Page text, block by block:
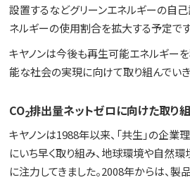
設置するなどグリーンエネルギーの自
ネルギーの使用割合を拡大する予定です
キヤノンは今後も再生可能エネルギー
能な社会の実現に向けて取り組んでいき
CO2排出量ネットゼロに向けた取り
キヤノンは1988年以来、「共生」の企業
にいち早く取り組み、地球環境や自然
に注力してきました。2008年からは、製